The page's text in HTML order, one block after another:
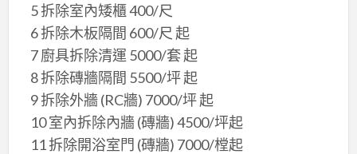
5 拆除室內矮櫃 400/尺
6 拆除木板隔間 600/尺 起
7 廚具拆除清運 5000/套 起
8 拆除磚牆隔間 5500/坪 起
9 拆除外牆 (RC牆) 7000/坪 起
10 室內拆除內牆 (磚牆) 4500/坪起
11 拆除開浴室門 (磚牆) 7000/樘起